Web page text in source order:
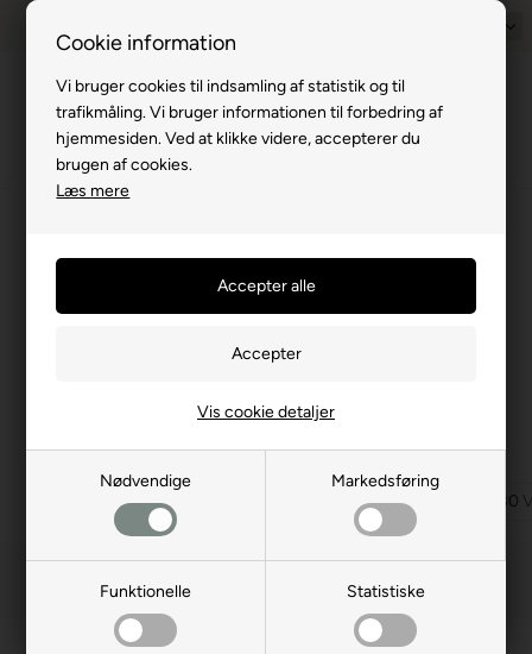
Cookie information
Vi bruger cookies til indsamling af statistik og til
trafikmåling. Vi bruger informationen til forbedring af
hjemmesiden. Ved at klikke videre, accepterer du
brugen af cookies.
Læs mere
Nødvendige Markedsføring
Funktionelle Statistiske
Vis cookie detaljer
Billig
Menu
230 V kabler / adapter
På denne side kan du købe forskellige 230 volts artikler specielt
stikdåser, forlængerkabler og adapterkabler, som passer CEE-
stik, Schuko-stik og MelfBox.
7/13 pols artikler 230 V kabler / adapter 230
Filtrer